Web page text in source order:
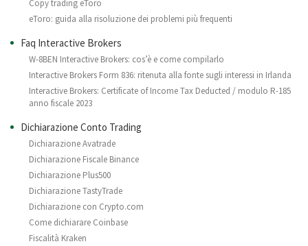
Copy trading eToro
eToro: guida alla risoluzione dei problemi più frequenti
Faq Interactive Brokers
W-8BEN Interactive Brokers: cos’è e come compilarlo
Interactive Brokers Form 836: ritenuta alla fonte sugli interessi in Irlanda
Interactive Brokers: Certificate of Income Tax Deducted / modulo R-185
anno fiscale 2023
Dichiarazione Conto Trading
Dichiarazione Avatrade
Dichiarazione Fiscale Binance
Dichiarazione Plus500
Dichiarazione TastyTrade
Dichiarazione con Crypto.com
Come dichiarare Coinbase
Fiscalità Kraken